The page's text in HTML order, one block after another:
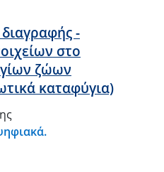
-
στο
ζώων
καταφύγια)